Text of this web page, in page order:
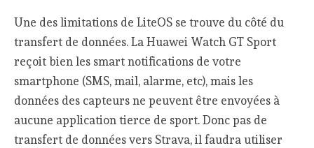
Une des limitations de LiteOS se trouve du côté du
transfert de données. La Huawei Watch GT Sport
reçoit bien les smart notifications de votre
smartphone (SMS, mail, alarme, etc), mais les
données des capteurs ne peuvent être envoyées à
aucune application tierce de sport. Donc pas de
transfert de données vers Strava, il faudra utiliser